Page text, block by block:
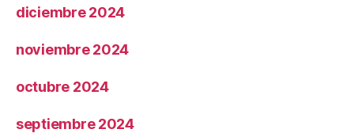
diciembre 2024
noviembre 2024
octubre 2024
septiembre 2024